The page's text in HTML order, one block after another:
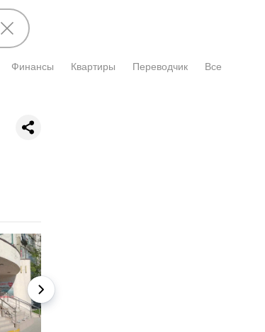
Финансы Квартиры Переводчик Все